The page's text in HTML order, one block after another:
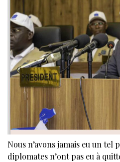
Nous n’avons jamais eu un tel
diplomates n’ont pas eu à